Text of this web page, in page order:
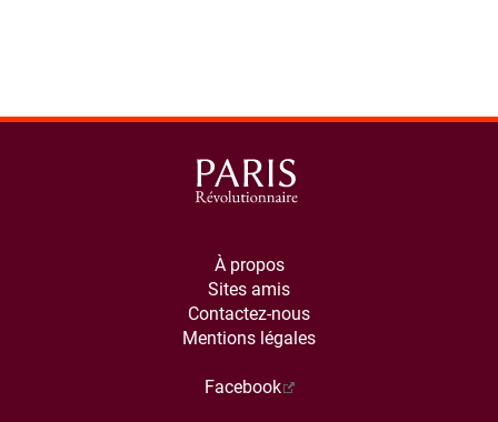
À propos
Sites amis
Contactez-nous
Mentions légales
Facebook